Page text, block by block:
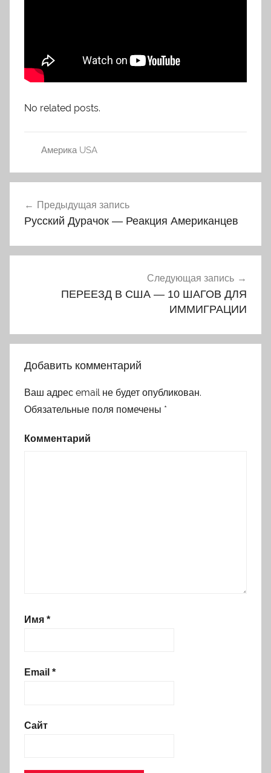
No related posts.
Америка USA
по
Предыдущая запись
Русский Дурачок — Реакция Американцев
Следующая запись
ПЕРЕЕЗД В США — 10 ШАГОВ ДЛЯ
ИММИГРАЦИИ
Добавить комментарий
Ваш адрес email не будет опубликован.
Обязательные поля помечены *
Комментарий
Имя *
Email *
Сайт